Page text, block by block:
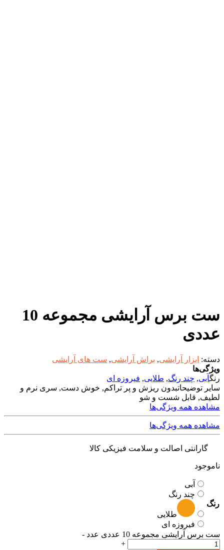
ست برس آرایشی مجموعه 10
عددی
دسته: ابزار آرایشی, براش آرایشی, ست های آرایشی
ویژگی‌ها
رنگآبی, چند رنگ, طلایی, فیروزه ای
سایر توضیحاتبدون ریزش و پر تراکم, خوش دست, سری نرم و
لطیف, قابل شست و شو
مشاهده همه ویژگی‌ها
مشاهده همه ویژگی‌ها
گارانتی اصالت و سلامت فیزیکی کالا
ناموجود
رنگ
آبی
چند رنگ
طلایی
فیروزه ای
ست برس آرایشی مجموعه 10 عددی عدد
-
+